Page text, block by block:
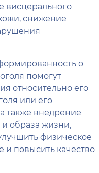
висцерального
снижение
о
помогут
относительно его
или его
также внедрение
образа жизни,
физическое
и повысить качество